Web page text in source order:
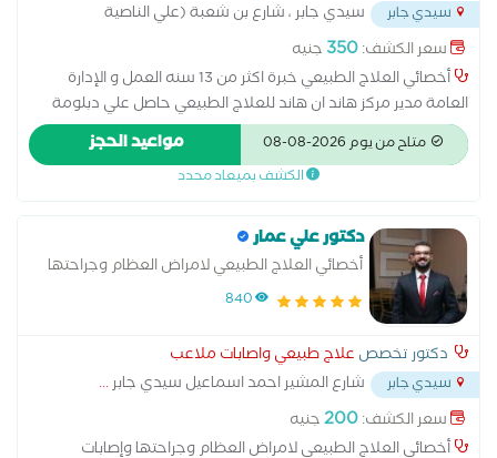
سيدي جابر
سيدي جابر ، شارع بن شعبة (علي الناصية
الشارع جزارة سيدي جابر ) ... سعر الكشف:350 جنيه
أخصائي العلاج الطبيعي خبرة اكثر من 13 سنه العمل و الإدارة
العامة مدير مركز هاند ان هاند للعلاج الطبيعي حاصل علي دبلومة
إصابات الملاعب و العلاج اليدوي لحالات العظام و الكسور حاصل علي
دبلومة باختصاص المخ و الأعصاب و حالات الشلل و الأمراض الصناعية
حاصل علي خبرة في مجال العلاج الطبيعي للأطفال و ذوي
متاح من يوم 2026-08-08 مواعيد الحجز
الكشف بميعاد محدد
دكتور علي عمار
أخصائي العلاج الطبيعي لامراض العظام وجراحتها
وإصابات الملاعب840
دكتور تخصص علاج طبيعي واصابات ملاعب
سيدي جابر شارع المشير احمد اسماعيل سيدي جابر...
سعر الكشف:200جنيه
أخصائي العلاج الطبيعي لامراض العظام وجراحتها وإصابات